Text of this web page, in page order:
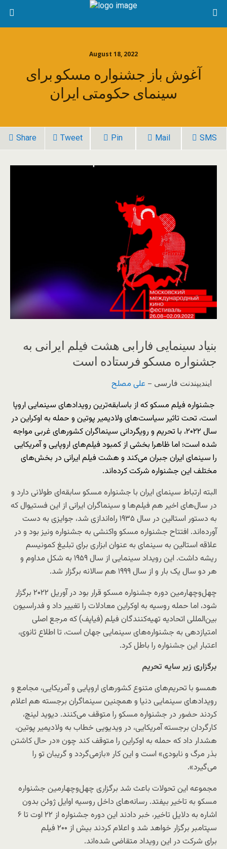
August 18, 2022
آغوش باز جشنواره مسکو برای
سینمای حکومتی ایران
Share Tweet Pin Mail SMS
بنیاد سینمایی فارابی هشت فیلم ایرانی به
جشنواره مسکو فرستاده است
ایندیپندنت فارسی – علی مصلح
جشنواره فیلم مسکو که از باسابقه‌ترین رویدادهای سینمایی اروپا
است، تحت تاثیر سیاست‌های ولادیمیر پوتین و حمله به اوکراین در
سال ۲۰۲۲، با تحریم و رویگردانی سینماگران کشورهای غربی مواجه
شده است؛ اما ظاهرا بخشی از کمبود فیلم‌های اروپایی و آمریکایی
را سینمای ایران جبران می‌کند و هشت فیلم ایرانی در بخش‌های
مختلف این جشنواره شرکت کرده‌اند.
البته ارتباط سینمای ایران با جشنواره مسکو سابقه‌ای طولانی دارد و
در سال‌های اخیر هم فیلم‌ها و سینماگران ایرانی از این فستیوال که
به دستور استالین در سال ۱۹۳۵ راه‌اندازی شد، جوایزی به دست
آورده‌اند. افتتاح جشنواره مسکو واکنشی به جشنواره ونیز بود و در
علاقه استالین به سینمای به عنوان ابزاری برای تبلیغ کمونیسم
ریشه داشت. این رویداد سینمایی از سال ۱۹۵۹ به شکل مداوم و
هر دو سال یک بار و از سال ۱۹۹۹ هم سالانه برگزار شد.
چهل‌وچهارمین دوره جشنواره مسکو قرار بود در آوریل ۲۰۲۲ برگزار
شود، اما حمله روسیه به اوکراین معادلات را تغییر داد و فدراسیون
بین‌المللی اتحادیه تهیه‌کنندگان فیلم (فیاپف) که مرجع اصلی
امتیازدهی به جشنواره‌های سینمایی جهان است، تا اطلاع ثانوی،
اعتبار این جشنواره را باطل کرد.
برگزاری زیر سایه تحریم
همسو با تحریم‌های متنوع کشورهای اروپایی و آمریکایی، مجامع و
رویدادهای سینمایی دنیا و همچنین سینماگران برجسته هم اعلام
کردند حضور در جشنواره مسکو را متوقف می‌کنند. دیوید لینچ،
کارگردان برجسته آمریکایی، در ویدیویی خطاب به ولادیمیر پوتین،
هشدار داد که حمله به اوکراین را متوقف کند چون «در حال کاشتن
بذر مرگ و نابودی» است و این کار «بازمی‌گردد و گریبان تو را
می‌گیرد».
مجموعه این تحولات باعث شد برگزاری چهل‌وچهارمین جشنواره
مسکو به تاخیر بیفتد. رسانه‌های داخل روسیه اوایل ژوئن بدون
اشاره به دلایل تاخیر، خبر دادند این دوره جشنواره از ۲۲ اوت تا ۶
سپتامبر برگزار خواهد شد و اعلام کردند بیش از ۲۰۰ فیلم
برای شرکت در این رویداد متقاضی شده‌اند.